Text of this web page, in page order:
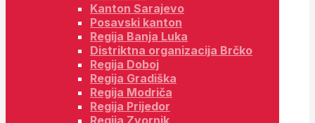
Kanton Sarajevo
Posavski kanton
Regija Banja Luka
Distriktna organizacija Brčko
Regija Doboj
Regija Gradiška
Regija Modriča
Regija Prijedor
Regija Zvornik